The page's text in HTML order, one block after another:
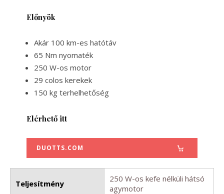
Előnyök
Akár 100 km-es hatótáv
65 Nm nyomaték
250 W-os motor
29 colos kerekek
150 kg terhelhetőség
Elérhető itt
DUOTTS.COM
Teljesítmény
250 W-os kefe nélküli hátsó
agymotor